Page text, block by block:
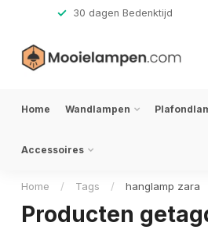
30 dagen Bedenktijd
Home Wandlampen
Accessoires
Home / Tags / hanglamp zara
Producten